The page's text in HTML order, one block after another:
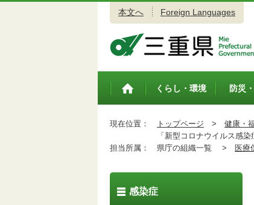
本文へ Foreign Languages
トップペ
くらし・環境 防災
現在位置： トップページ > 健康・
「新型コロナウイルス感染
担当所属：
県庁の組織一覧 > 医療
感染症